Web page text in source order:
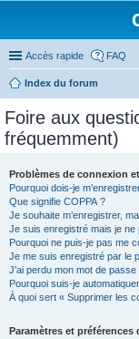
Accès rapide FAQ
Index du forum
Foire aux
fréquemment)
Problèmes de connexion
Pourquoi dois-je
Que signifie COPPA ?
Je souhaite m’enregistrer,
Je suis enregistré mais je
Pourquoi ne puis-je pas me
Je me suis enregistré par le
J’ai perdu mon mot de passe
Pourquoi suis-je
À quoi sert « Supprimer les
Paramètres et préférences